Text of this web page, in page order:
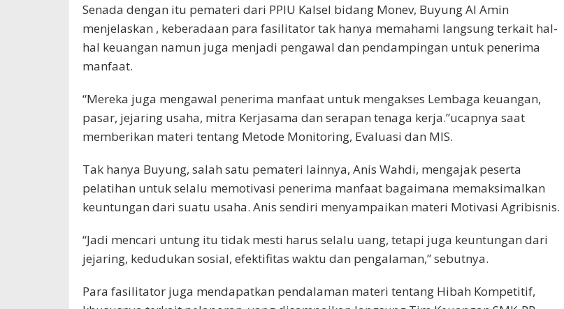
Senada dengan itu pemateri dari PPIU Kalsel bidang Monev, Buyung Al Amin
menjelaskan , keberadaan para fasilitator tak hanya memahami langsung terkait hal-
hal keuangan namun juga menjadi pengawal dan pendampingan untuk penerima
manfaat.
“Mereka juga mengawal penerima manfaat untuk mengakses Lembaga keuangan,
pasar, jejaring usaha, mitra Kerjasama dan serapan tenaga kerja.”ucapnya saat
memberikan materi tentang Metode Monitoring, Evaluasi dan MIS.
Tak hanya Buyung, salah satu pemateri lainnya, Anis Wahdi, mengajak peserta
pelatihan untuk selalu memotivasi penerima manfaat bagaimana memaksimalkan
keuntungan dari suatu usaha. Anis sendiri menyampaikan materi Motivasi Agribisnis.
“Jadi mencari untung itu tidak mesti harus selalu uang, tetapi juga keuntungan dari
jejaring, kedudukan sosial, efektifitas waktu dan pengalaman,” sebutnya.
Para fasilitator juga mendapatkan pendalaman materi tentang Hibah Kompetitif,